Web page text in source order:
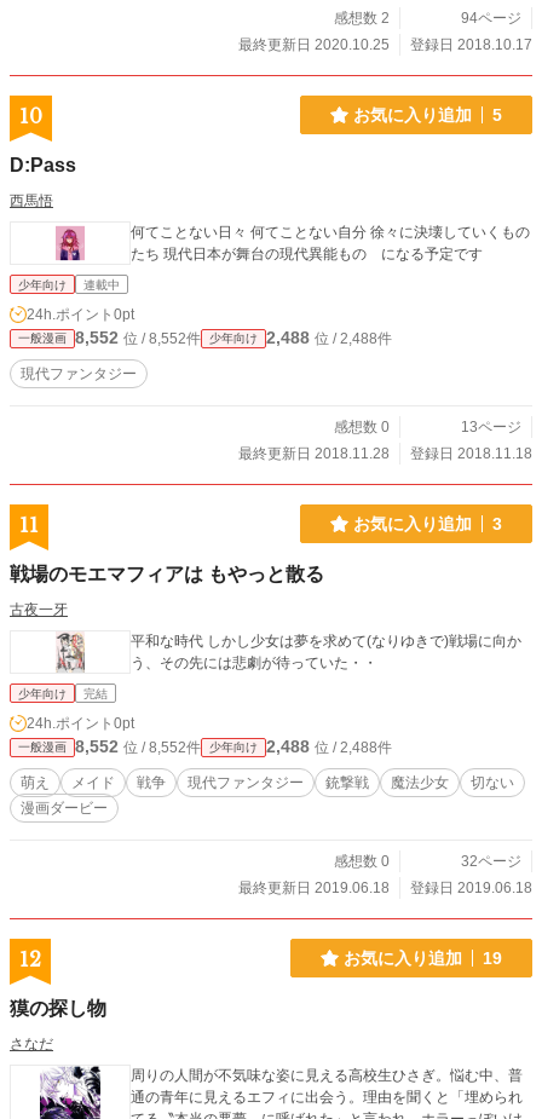
感想数 2
94ページ
最終更新日 2020.10.25
登録日 2018.10.17
10 お気に入り追加 5
D:Pass
西馬悟
何てことない日々 何てことない自分 徐々に決壊していくもの
たち 現代日本が舞台の現代異能もの になる予定です
少年向け 連載中
24h.ポイント 0pt
一般漫画 8,552 位 / 8,552件 少年向け 2,488 位 / 2,488件
現代ファンタジー
感想数 0
13ページ
最終更新日 2018.11.28
登録日 2018.11.18
11 お気に入り追加 3
戦場のモエマフィアは もやっと散る
古夜一牙
平和な時代 しかし少女は夢を求めて(なりゆきで)戦場に向か
う、その先には悲劇が待っていた・・
少年向け 完結
24h.ポイント 0pt
一般漫画 8,552 位 / 8,552件 少年向け 2,488 位 / 2,488件
萌え メイド 戦争 現代ファンタジー 銃撃戦 魔法少女
切ない
漫画ダービー
感想数 0
32ページ
最終更新日 2019.06.18
登録日 2019.06.18
12 お気に入り追加 19
獏の探し物
さなだ
周りの人間が不気味な姿に見える高校生ひさぎ。悩む中、普
通の青年に見えるエフィに出会う。理由を聞くと「埋められ